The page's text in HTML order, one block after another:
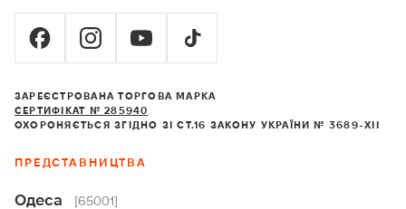
ЗАРЕЄСТРОВАНА ТОРГОВА МАРКА
СЕРТИФІКАТ № 285940
ОХОРОНЯЄТЬСЯ ЗГІДНО ЗІ СТ.16 ЗАКОНУ УКРАЇНИ № 3689-XII
ПРЕДСТАВНИЦТВА
Одеса
[65001]